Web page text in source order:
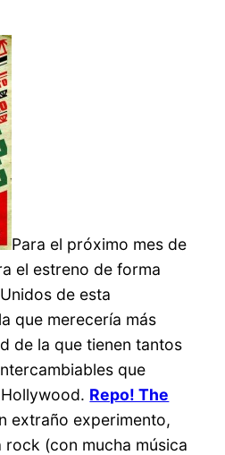
Para el próximo mes de
el estreno de forma
de esta
que merecería más
de la que tienen tantos
que
Repo! The
extraño experimento,
(con mucha música